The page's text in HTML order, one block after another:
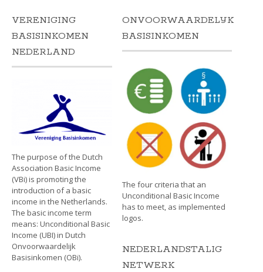
VERENIGING
BASISINKOMEN
NEDERLAND
The purpose of the Dutch
Association Basic Income
(VBi) is promoting the
introduction of a basic
income in the Netherlands.
The basic income term
means: Unconditional Basic
Income (UBI) in Dutch
Onvoorwaardelijk
Basisinkomen (OBi).
ONVOORWAARDELIJK
BASISINKOMEN
The four criteria that an
Unconditional Basic Income
has to meet, as implemented
logos.
NEDERLANDSTALIG
NETWERK